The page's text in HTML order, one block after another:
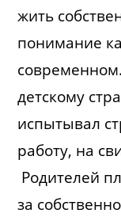
жить
понимание
детскому
испытывал
работу, на
Родителей
за